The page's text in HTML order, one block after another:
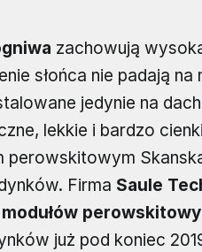
zachowują
słońca nie padają
jedynie na
lekkie i bardzo
perowskitowym
Firma Saule
już pod koniec